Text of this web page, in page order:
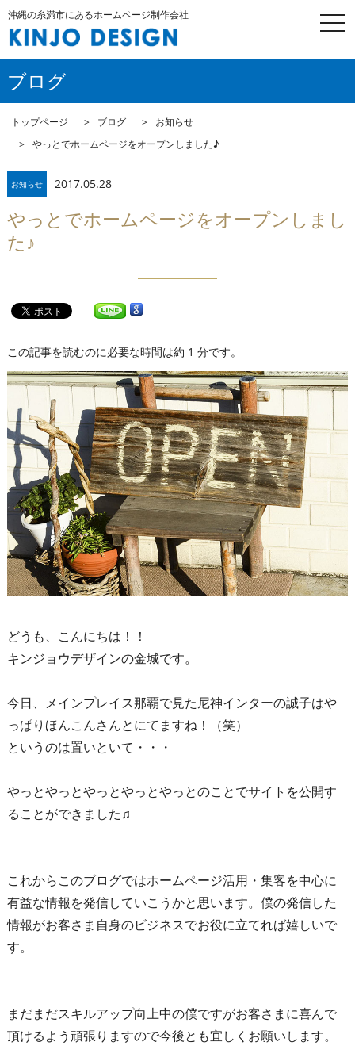
沖縄の糸満市にあるホームページ制作会社
ブログ
トップページ ブログ
お知らせ
やっとでホームページをオープンしました♪
お知らせ 2017.05.28
やっとでホームページをオープンしまし
た♪
この記事を読むのに必要な時間は約 1 分です。
どうも、こんにちは！！
キンジョウデザインの金城です。
今日、メインプレイス那覇で見た尼神インターの誠子はや
っぱりほんこんさんとにてますね！（笑）
というのは置いといて・・・
やっとやっとやっとやっとやっとのことでサイトを公開す
ることができました♫
これからこのブログではホームページ活用・集客を中心に
有益な情報を発信していこうかと思います。僕の発信した
情報がお客さま自身のビジネスでお役に立てれば嬉しいで
す。
まだまだスキルアップ向上中の僕ですがお客さまに喜んで
頂けるよう頑張りますので今後とも宜しくお願いします。